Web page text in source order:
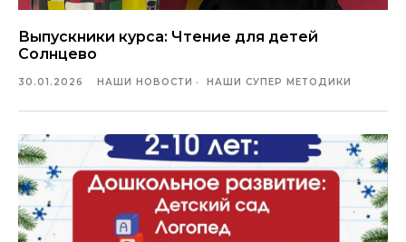
Выпускники курса: Чтение для детей
Солнцево
30.01.2026 НАШИ НОВОСТИ НАШИ СУПЕР МЕТОДИКИ